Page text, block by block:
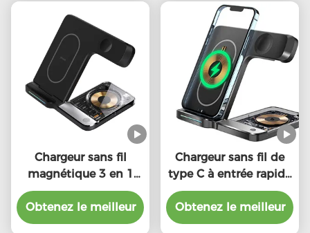
Chargeur sans fil
magnétique 3 en 1
multi couleur 20000
Mah haute capacité
Obtenez le meilleur
Chargeur sans fil de
type C à entrée rapide
10W 7.5W 5W Pour
iPhone Apple Watch
Air Pods
Obtenez le meilleur